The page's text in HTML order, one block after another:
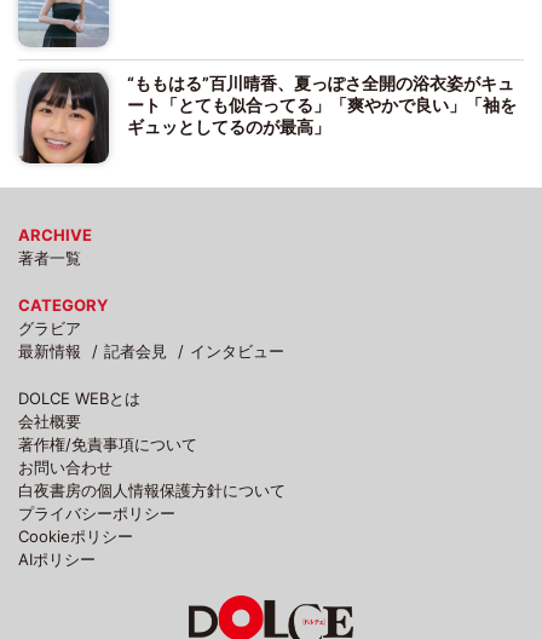
“ももはる”百川晴香、夏っぽさ全開の浴衣姿がキュ
ート「とても似合ってる」「爽やかで良い」「袖を
ギュッとしてるのが最高」
ARCHIVE
著者一覧
CATEGORY
グラビア
最新情報
記者会見 インタビュー
DOLCE WEBとは
会社概要
著作権/免責事項について
お問い合わせ
白夜書房の個人情報保護方針について
プライバシーポリシー
Cookieポリシー
AIポリシー